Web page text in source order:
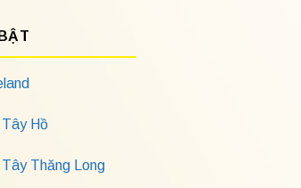
Hồ
Thăng Long